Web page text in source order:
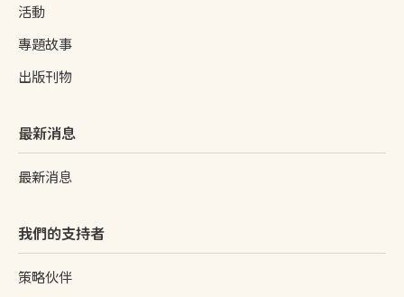
活動
專題故事
出版刊物
最新消息
最新消息
我們的支持者
策略伙伴